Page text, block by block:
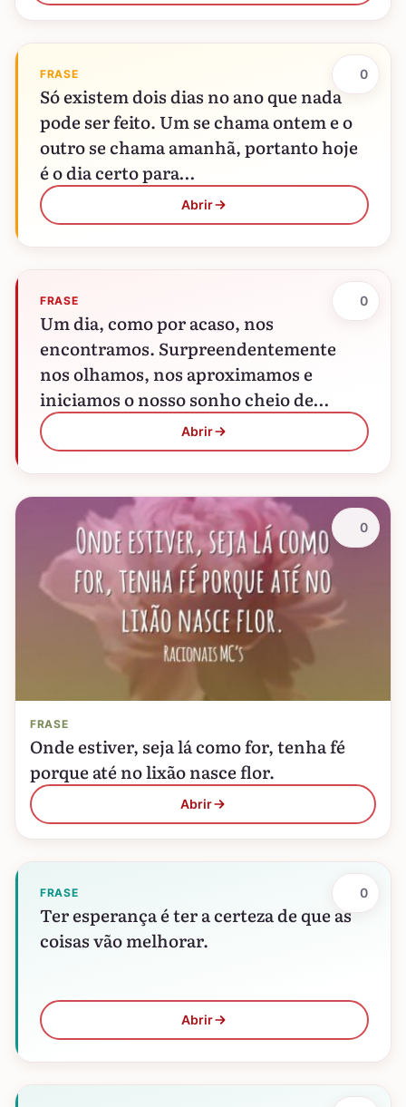
FRASE
Só existem dois dias no ano que nada
pode ser feito. Um se chama ontem e o
outro se chama amanhã, portanto hoje
é o dia certo para…
Abrir
0
FRASE
Um dia, como por acaso, nos
encontramos. Surpreendentemente
nos olhamos, nos aproximamos e
iniciamos o nosso sonho cheio de
esperanças e de muito amor.
Abrir
0
FRASE
Onde estiver, seja lá como for, tenha fé
porque até no lixão nasce flor.
Abrir
0
FRASE
Ter esperança é ter a certeza de que as
coisas vão melhorar.
Abrir
0